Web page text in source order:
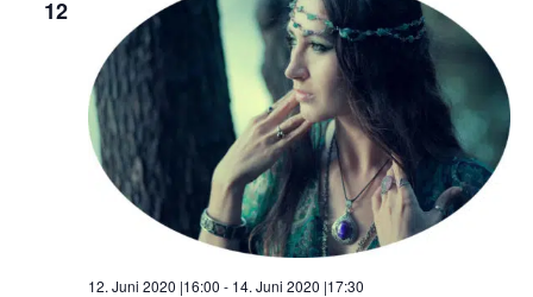
12
12. Juni 2020 |16:00 - 14. Juni 2020 |17:30